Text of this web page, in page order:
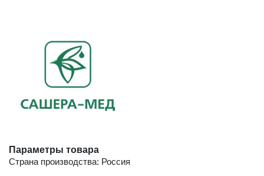
Параметры товара
Страна производства: Россия